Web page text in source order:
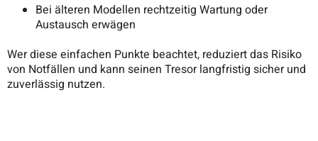
Bei älteren Modellen rechtzeitig Wartung oder
Austausch erwägen
Wer diese einfachen Punkte beachtet, reduziert das Risiko
von Notfällen und kann seinen Tresor langfristig sicher und
zuverlässig nutzen.